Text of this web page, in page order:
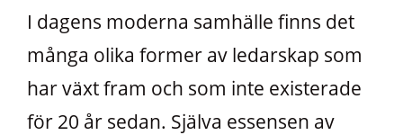
I dagens moderna samhälle finns det
många olika former av ledarskap som
har växt fram och som inte existerade
för 20 år sedan. Själva essensen av